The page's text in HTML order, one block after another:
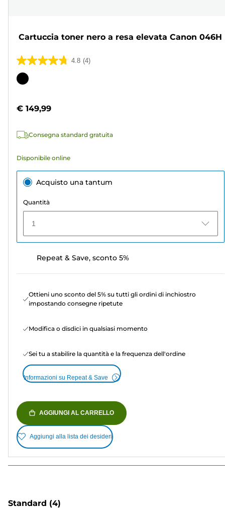
Cartuccia toner nero a resa elevata Canon 046H
4.8 (4)
4.8
su
4
Cartuccia
€ 149,99
Consegna standard gratuita
Disponibile online
Acquisto una tantum
Quantità
1
Repeat & Save, sconto 5%
Ottieni uno sconto del 5% su tutti gli ordini di inchiostro
impostando consegne ripetute
Modifica o disdici in qualsiasi momento
Sei tu a stabilire la quantità e la frequenza dell'ordine
Informazioni su Repeat & Save
AGGIUNGI AL CARRELLO
Aggiungi alla lista dei desideri
Standard (4)